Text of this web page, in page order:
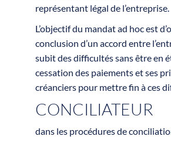
représentant légal de l’entreprise.
L’objectif du mandat ad hoc est
conclusion d’un accord entre
subit des difficultés sans être en
cessation des paiements et ses
créanciers pour mettre fin à ces
CONCILIATEUR
dans les procédures de